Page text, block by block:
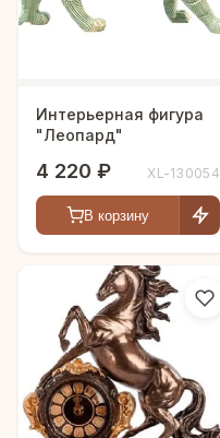
Интерьерная фигура
"Леопард"
4 220 ₽ XL-130054
В корзину